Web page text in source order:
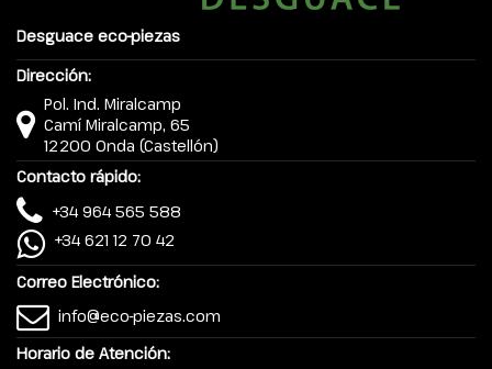
Desguace eco-piezas
Dirección:
Pol. Ind. Miralcamp
Camí Miralcamp, 65
12200 Onda (Castellón)
Contacto rápido:
+34 964 565 588
+34 621 12 70 42
Correo Electrónico:
info@eco-piezas.com
Horario de Atención: